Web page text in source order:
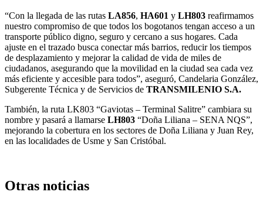
“Con la llegada de las rutas LA856, HA601 y LH803 reafirmamos
nuestro compromiso de que todos los bogotanos tengan acceso a un
transporte público digno, seguro y cercano a sus hogares. Cada
ajuste en el trazado busca conectar más barrios, reducir los tiempos
de desplazamiento y mejorar la calidad de vida de miles de
ciudadanos, asegurando que la movilidad en la ciudad sea cada vez
más eficiente y accesible para todos”, aseguró, Candelaria González,
Subgerente Técnica y de Servicios de TRANSMILENIO S.A.
También, la ruta LK803 “Gaviotas – Terminal Salitre” cambiara su
nombre y pasará a llamarse LH803 “Doña Liliana – SENA NQS”,
mejorando la cobertura en los sectores de Doña Liliana y Juan Rey,
en las localidades de Usme y San Cristóbal.
Otras noticias